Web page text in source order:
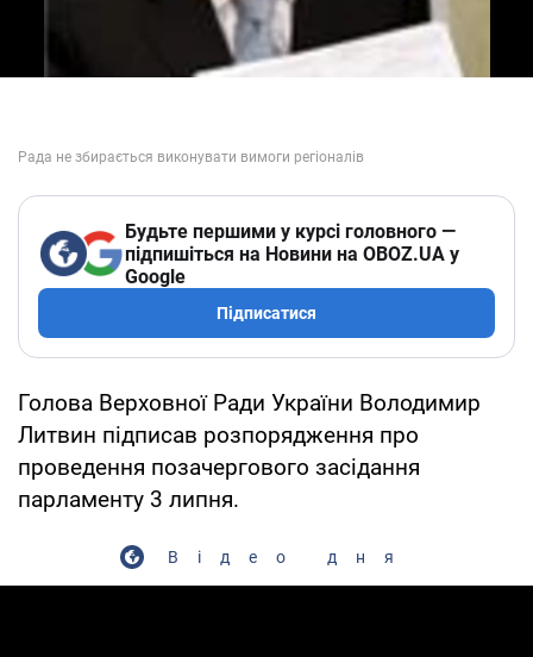
Будьте першими у курсі головного —
підпишіться на Новини на OBOZ.UA у
Google
Підписатися
Голова Верховної Ради України Володимир
Литвин підписав розпорядження про
проведення позачергового засідання
парламенту 3 липня.
Відео дня